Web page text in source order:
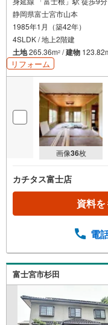
静岡県富士宮市山本
1985年1月（築42年）
4SLDK / 地上2階建
土地265.36m2 /建物
リフォーム
画像36枚
カチタス富士店
資料を
電
富士宮市杉田